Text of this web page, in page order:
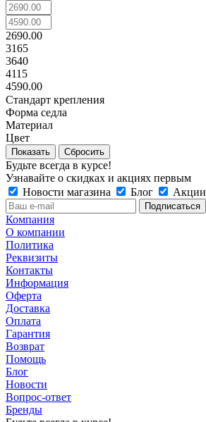
2690.00
3165
3640
4115
4590.00
Стандарт крепления
Форма седла
Материал
Цвет
Сбросить
Будьте всегда в курсе!
Узнавайте о скидках и акциях первым
Новости магазина
Блог Акции
Компания
О компании
Политика
Реквизиты
Контакты
Информация
Оферта
Доставка
Оплата
Гарантия
Возврат
Помощь
Блог
Новости
Вопрос-ответ
Бренды